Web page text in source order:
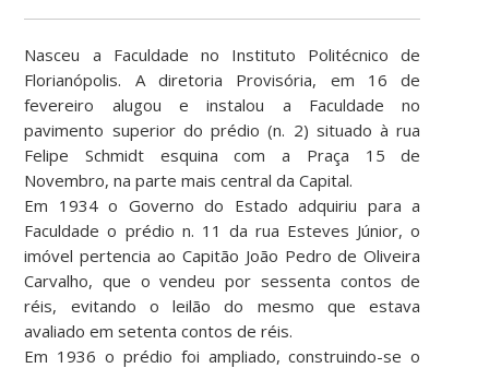
Nasceu a Faculdade no Instituto Politécnico de
Florianópolis. A diretoria Provisória, em 16 de
fevereiro alugou e instalou a Faculdade no
pavimento superior do prédio (n. 2) situado à rua
Felipe Schmidt esquina com a Praça 15 de
Novembro, na parte mais central da Capital.
Em 1934 o Governo do Estado adquiriu para a
Faculdade o prédio n. 11 da rua Esteves Júnior, o
imóvel pertencia ao Capitão João Pedro de Oliveira
Carvalho, que o vendeu por sessenta contos de
réis, evitando o leilão do mesmo que estava
avaliado em setenta contos de réis.
Em 1936 o prédio foi ampliado, construindo-se o